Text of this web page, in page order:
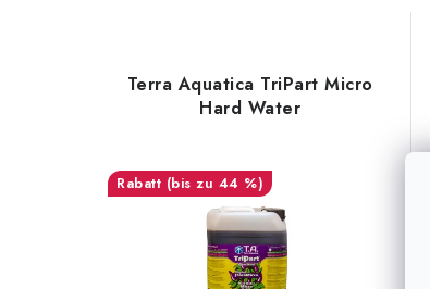
Terra Aquatica TriPart Micro
Hard Water
(bis zu 44 %)